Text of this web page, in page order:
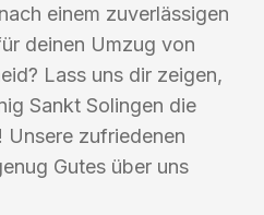
einem zuverlässigen
deinen Umzug von
Lass uns dir zeigen,
Sankt Solingen die
Unsere zufriedenen
Gutes über uns